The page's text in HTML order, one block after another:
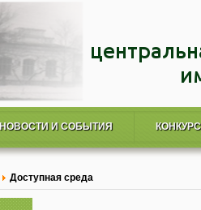
НОВОСТИ И СОБЫТИЯ
Доступная среда